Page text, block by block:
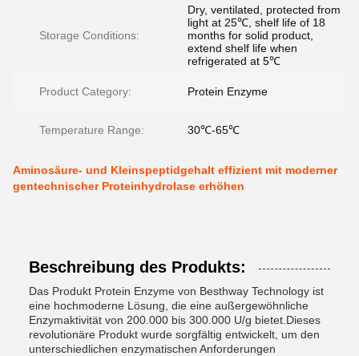
Storage Conditions:
Dry, ventilated, protected from
light at 25℃, shelf life of 18
months for solid product,
extend shelf life when
refrigerated at 5℃
Product Category: Protein Enzyme
Temperature Range: 30℃-65℃
Aminosäure- und Kleinspeptidgehalt effizient mit moderner
gentechnischer Proteinhydrolase erhöhen
Beschreibung des Produkts:
Das Produkt Protein Enzyme von Besthway Technology ist
eine hochmoderne Lösung, die eine außergewöhnliche
Enzymaktivität von 200.000 bis 300.000 U/g bietet.Dieses
revolutionäre Produkt wurde sorgfältig entwickelt, um den
unterschiedlichen enzymatischen Anforderungen